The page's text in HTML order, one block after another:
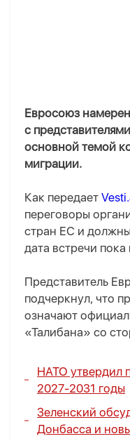
Евросоюз
с
основной темой
миграции.
Как передает
переговоры
стран ЕС и
дата встречи
Представитель
подчеркнул, что
означают
«Талибана» со
НАТО утвердил
2027-2031 годы
Зеленский
Донбасса и